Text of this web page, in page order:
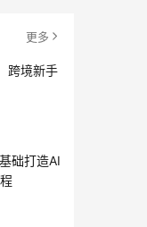
更多
跨境新手
础打造AI